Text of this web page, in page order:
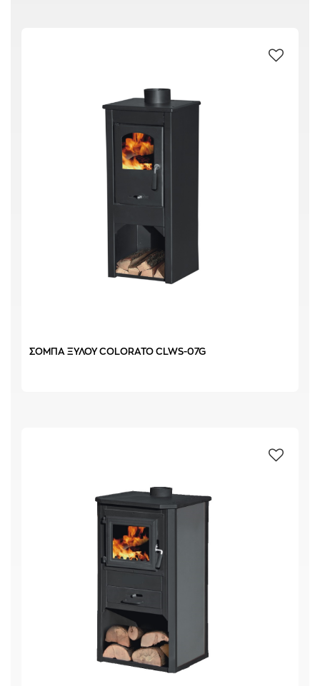
ΣΟΜΠΑ ΞΥΛΟΥ COLORATO CLWS-07G